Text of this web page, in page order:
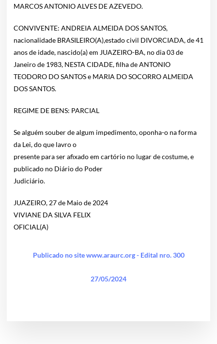
MARCOS ANTONIO ALVES DE AZEVEDO.
CONVIVENTE: ANDREIA ALMEIDA DOS SANTOS,
nacionalidade BRASILEIRO(A),estado civil DIVORCIADA, de 41
anos de idade, nascido(a) em JUAZEIRO-BA, no dia 03 de
Janeiro de 1983, NESTA CIDADE, filha de ANTONIO
TEODORO DO SANTOS e MARIA DO SOCORRO ALMEIDA
DOS SANTOS.
REGIME DE BENS: PARCIAL
Se alguém souber de algum impedimento, oponha-o na forma
da Lei, do que lavro o
presente para ser afixado em cartório no lugar de costume, e
publicado no Diário do Poder
Judiciário.
JUAZEIRO, 27 de Maio de 2024
VIVIANE DA SILVA FELIX
OFICIAL(A)
Publicado no site www.araurc.org - Edital nro. 300
27/05/2024